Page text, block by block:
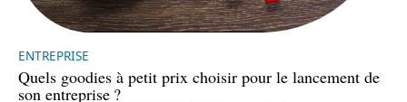
ENTREPRISE
Quels goodies à petit prix choisir pour le lancement de
son entreprise ?